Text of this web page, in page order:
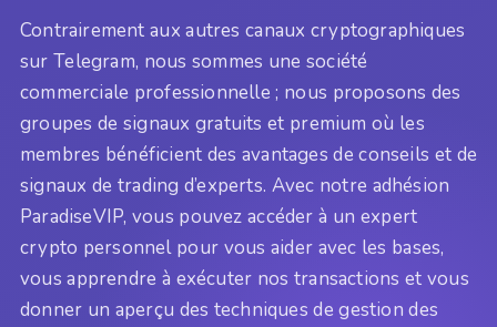
Contrairement aux autres canaux cryptographiques
sur Telegram, nous sommes une société
commerciale professionnelle ; nous proposons des
groupes de signaux gratuits et premium où les
membres bénéficient des avantages de conseils et de
signaux de trading d’experts. Avec notre adhésion
ParadiseVIP, vous pouvez accéder à un expert
crypto personnel pour vous aider avec les bases,
vous apprendre à exécuter nos transactions et vous
donner un aperçu des techniques de gestion des